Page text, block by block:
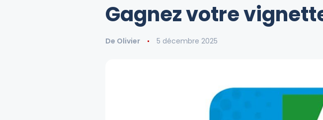
Gagnez votre
De Olivier 5 décembre 2025